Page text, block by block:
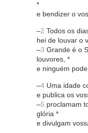
*
e bendizer o
–2 Todos os
hei de louvar o
–3 Grande é o
louvores, *
e ninguém
–4 Uma idade
e publica os
–5 proclamam
glória *
e divulgam